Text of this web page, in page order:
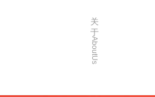
关
于
AboutUs